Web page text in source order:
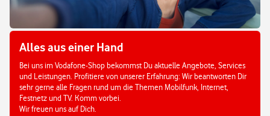
Alles aus einer Hand
Bei uns im Vodafone-Shop bekommst Du aktuelle Angebote, Services
und Leistungen. Profitiere von unserer Erfahrung: Wir beantworten Dir
sehr gerne alle Fragen rund um die Themen Mobilfunk, Internet,
Festnetz und TV. Komm vorbei.
Wir freuen uns auf Dich.